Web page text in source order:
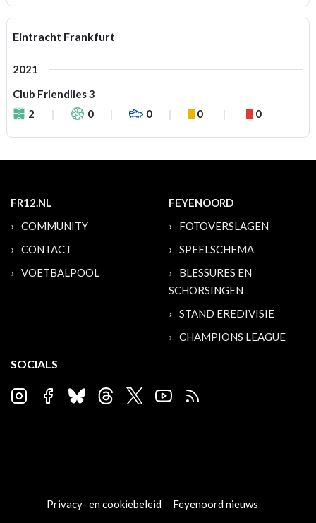
Eintracht Frankfurt
2021
Club Friendlies 3
2
0 0 0 0
FR12.NL
COMMUNITY
CONTACT
VOETBALPOOL
FEYENOORD
FOTOVERSLAGEN
SPEELSCHEMA
BLESSURES EN
SCHORSINGEN
STAND EREDIVISIE
CHAMPIONS LEAGUE
SOCIALS
Privacy- en cookiebeleid
Feyenoord nieuws